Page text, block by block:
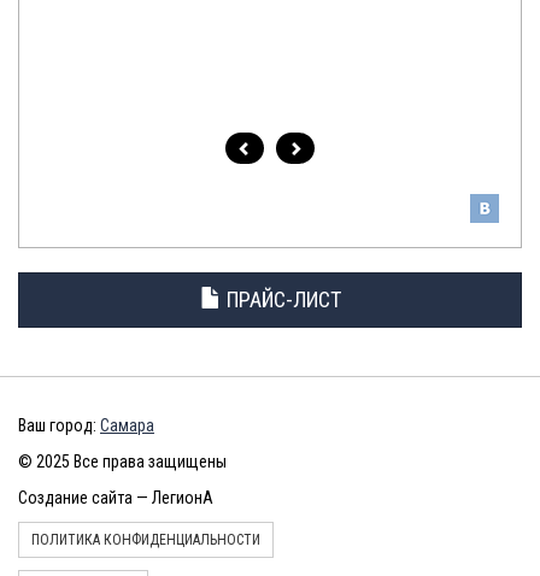
ПРАЙС-ЛИСТ
Ваш город: Самара
© 2025 Все права защищены
Создание сайта — ЛегионА
ПОЛИТИКА КОНФИДЕНЦИАЛЬНОСТИ